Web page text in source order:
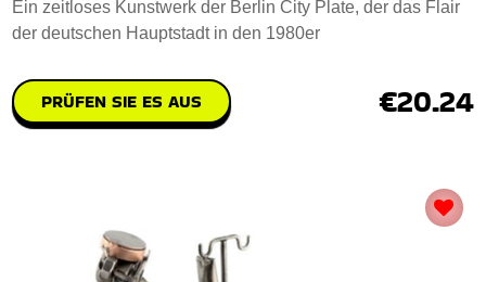
Ein zeitloses Kunstwerk der Berlin City Plate, der das Flair
der deutschen Hauptstadt in den 1980er
PRÜFEN SIE ES AUS €20.24